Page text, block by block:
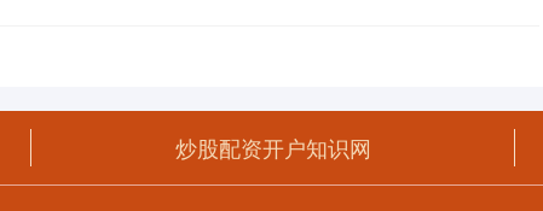
炒股配资开户知识网